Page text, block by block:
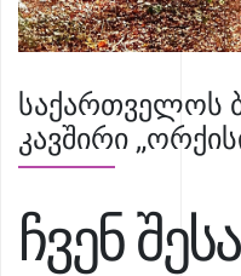
საქართველოს
კავშირი
ჩვენ